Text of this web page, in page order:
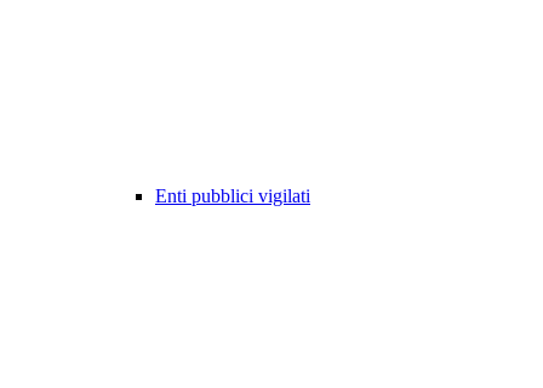
Enti pubblici vigilati